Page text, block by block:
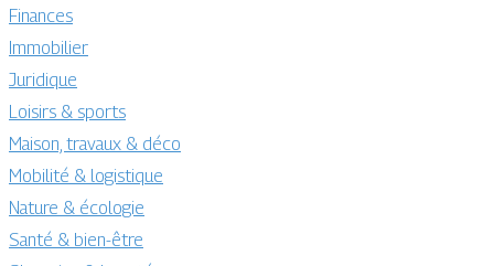
Finances
Immobilier
Juridique
Loisirs & sports
Maison, travaux & déco
Mobilité & logistique
Nature & écologie
Santé & bien-être